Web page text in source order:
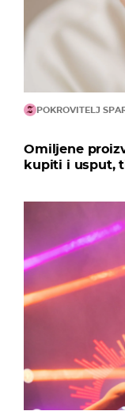
POKROVITELJ
Omiljene
kupiti i usput,